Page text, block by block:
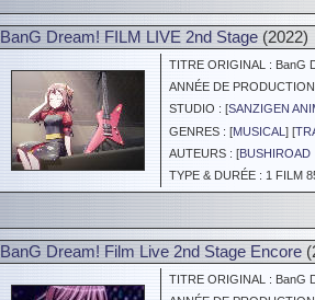
BanG Dream! FILM LIVE 2nd Stage (2022)
TITRE ORIGINAL : BanG
ANNÉE DE
STUDIO : [SANZIGEN
GENRES : [MUSICAL ] [
AUTEURS : [BUSHIROAD
TYPE & DURÉE : 1 FILM
BanG Dream! Film Live 2nd Stage Encore
TITRE ORIGINAL : BanG